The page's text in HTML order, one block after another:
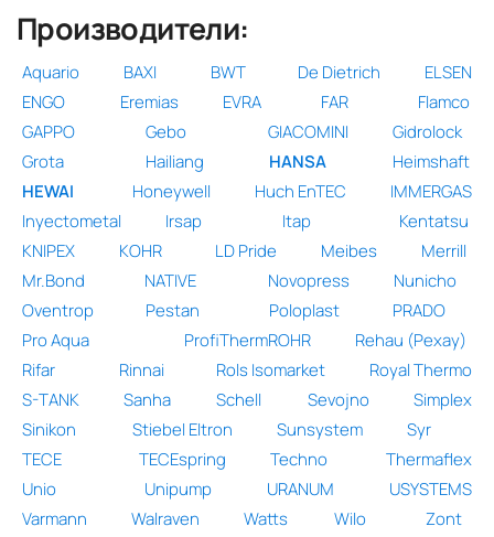
Производители:
Aquario BAXI BWT De Dietrich
ELSEN
ENGO
Eremias EVRA FAR
Flamco
GAPPO
Gebo GIACOMINI
Gidrolock
Grota
Hailiang HANSA
Heimshaft
HEWAI
Honeywell Huch EnTEC
IMMERGAS
Inyectometal
Irsap Itap
Kentatsu
KNIPEX
KOHR LD Pride Meibes
Merrill
Mr.Bond
NATIVE Novopress
Nunicho
Oventrop
Pestan Poloplast
PRADO
Pro Aqua
ProfiThermROHR
Rehau (Рехау)
Rifar
Rinnai Rols Isomarket
Royal Thermo
S-TANK
Sanha Schell Sevojno
Simplex
Sinikon
Stiebel Eltron Sunsystem
Syr
TECE
TECEspring Techno
Thermaflex
Unio
Unipump URANUM
USYSTEMS
Varmann
Walraven Watts Wilo
Zont